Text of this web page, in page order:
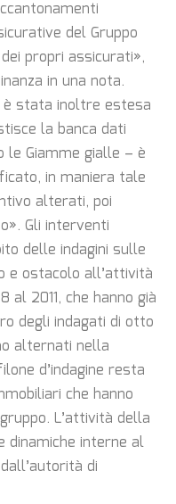
del Gruppo
propri assicurati»,
in una nota.
è stata inoltre estesa
la banca dati
Giamme gialle – è
in maniera tale
alterati, poi
Gli interventi
delle indagini sulle
e ostacolo all’attività
al 2011, che hanno già
degli indagati di otto
alternati nella
d’indagine resta
che hanno
L’attività della
dinamiche interne al
di